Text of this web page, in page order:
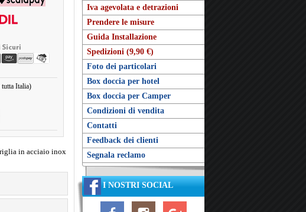
Iva agevolata e detrazioni
Prendere le misure
Guida Installazione
Spedizioni (9,90 €)
Foto dei particolari
Box doccia per hotel
Box doccia per Camper
Condizioni di vendita
Contatti
Feedback dei clienti
Segnala reclamo
I NOSTRI SOCIAL
tutta Italia)
in acciaio inox